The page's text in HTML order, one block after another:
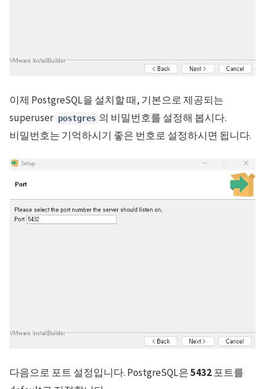
이제 PostgreSQL을 설치할 때, 기본으로 제공되는
superuser postgres 의 비밀번호를 설정해 봅시다.
비밀번호는 기억하시기 좋은 번호로 설정하시면 됩니다.
다음으로 포트 설정입니다. PostgreSQL은5432포트를